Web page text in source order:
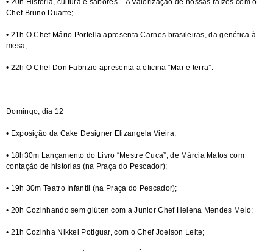
• 20h História, cultura e sabores – A Valorização de nossas raízes com o
Chef Bruno Duarte;
• 21h O Chef Mário Portella apresenta Carnes brasileiras, da genética à
mesa;
• 22h O Chef Don Fabrizio apresenta a oficina “Mar e terra”.
Domingo, dia 12
• Exposição da Cake Designer Elizangela Vieira;
• 18h30m Lançamento do Livro “Mestre Cuca”, de Márcia Matos com
contação de historias (na Praça do Pescador);
• 19h 30m Teatro Infantil (na Praça do Pescador);
• 20h Cozinhando sem glúten com a Junior Chef Helena Mendes Melo;
• 21h Cozinha Nikkei Potiguar, com o Chef Joelson Leite;